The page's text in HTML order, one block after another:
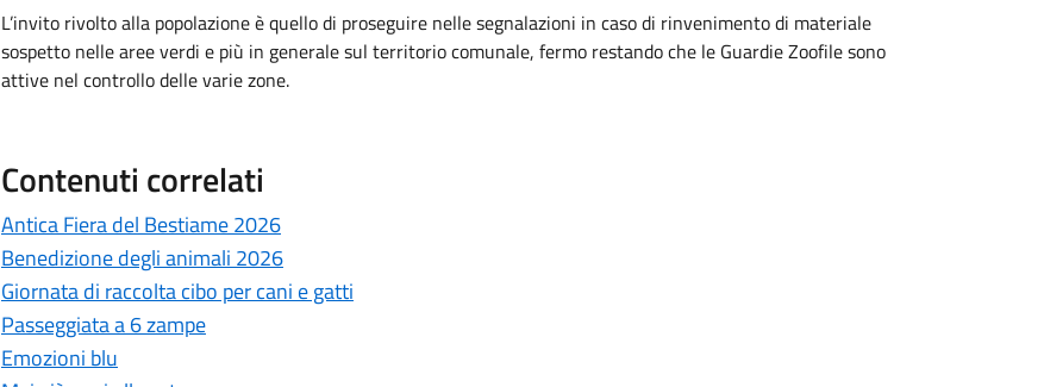
L’invito rivolto alla popolazione è quello di proseguire nelle segnalazioni in caso di rinvenimento di materiale
sospetto nelle aree verdi e più in generale sul territorio comunale, fermo restando che le Guardie Zoofile sono
attive nel controllo delle varie zone.
Contenuti correlati
Antica Fiera del Bestiame 2026
Benedizione degli animali 2026
Giornata di raccolta cibo per cani e gatti
Passeggiata a 6 zampe
Emozioni blu